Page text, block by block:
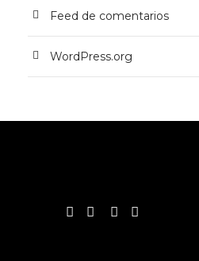
Feed de comentarios
WordPress.org